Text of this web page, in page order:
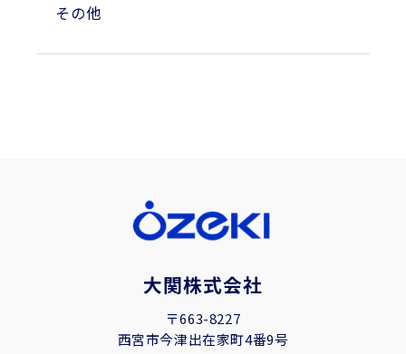
その他
大関株式会社
〒663-8227
西宮市今津出在家町4番9号